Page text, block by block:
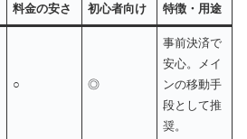
料金の安さ 初心者向け 特徴・用途
○ ◎
事前決済で
安心。メイ
ンの移動手
段として推
奨。